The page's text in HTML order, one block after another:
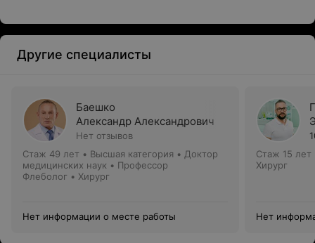
Другие специалисты
Баешко
Александр Александрович
Нет отзывов
Стаж 49 лет • Высшая категория • Доктор
медицинских наук • Профессор
Флеболог • Хирург
Нет информации о месте работы
Стаж 15 лет
Хирург
Нет